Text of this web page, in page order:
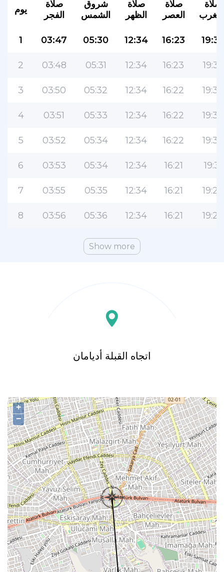
يوم
صلاة
الفجر
شروق
الشمس
صلاة
الظهر
صلاة
العصر
صلاة
1 03:47 05:30 12:34 16:23
2 03:48 05:31 12:34 16:23 19:35
3 03:50 05:32 12:34 16:22 19:34
4 03:51 05:33 12:34 16:22 19:33
5 03:52 05:34 12:34 16:22 19:32
6 03:53 05:34 12:34 16:21 19:31
7 03:55 05:35 12:34 16:21 19:29
8 03:56 05:36 12:34 16:21 19:28
Show more
اتجاه القبلة أديامان
+
−
سهلة الاستخدام ومواقيت الصلاة الأكثر دقة